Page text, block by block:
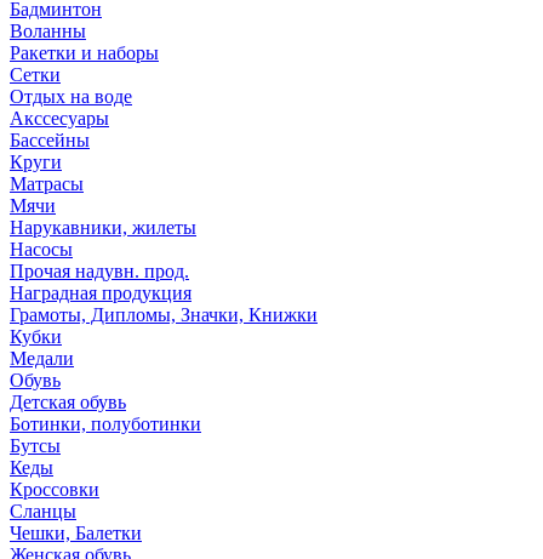
Бадминтон
Воланны
Ракетки и наборы
Сетки
Отдых на воде
Акссесуары
Бассейны
Круги
Матрасы
Мячи
Нарукавники, жилеты
Насосы
Прочая надувн. прод.
Наградная продукция
Грамоты, Дипломы, Значки, Книжки
Кубки
Медали
Обувь
Детская обувь
Ботинки, полуботинки
Бутсы
Кеды
Кроссовки
Сланцы
Чешки, Балетки
Женская обувь